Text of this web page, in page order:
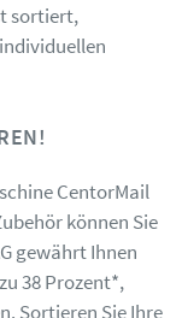
sortiert,
CentorMail
können Sie
gewährt Ihnen
38 Prozent*,
Sortieren Sie Ihre